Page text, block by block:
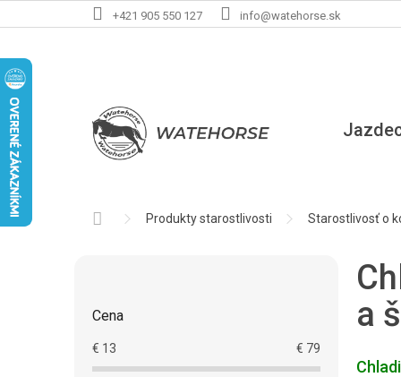
na
+421 905 550 127 info@watehorse.sk
DomovProdukty starostlivosti Starostlivosť o
Cena
€ 13 € 79
a